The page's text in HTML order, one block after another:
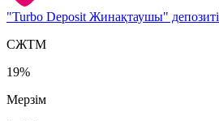
"Turbo Deposit Жинақтаушы" депозиті
СЖТМ
19%
Мерзім